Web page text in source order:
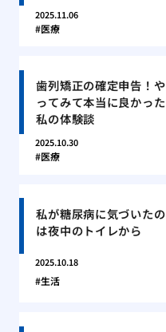
2025.11.06
医療
歯列矯正の確定申告！や
ってみて本当に良かった
私の体験談
2025.10.30
医療
私が糖尿病に気づいたの
は夜中のトイレから
2025.10.18
生活